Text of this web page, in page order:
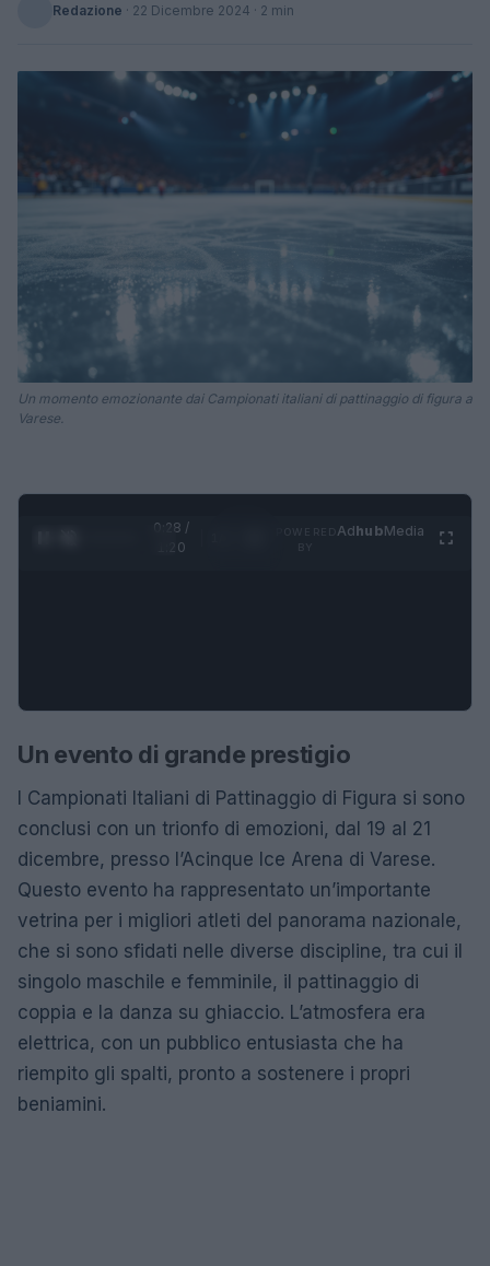
Redazione · 22 Dicembre 2024 · 2 min
Un momento emozionante dai Campionati italiani di pattinaggio di figura a
Varese.
0:28 /
1:20
AdhubMedia
Un evento di grande prestigio
I Campionati Italiani di Pattinaggio di Figura si sono
conclusi con un trionfo di emozioni, dal 19 al 21
dicembre, presso l’Acinque Ice Arena di Varese.
Questo evento ha rappresentato un’importante
vetrina per i migliori atleti del panorama nazionale,
che si sono sfidati nelle diverse discipline, tra cui il
singolo maschile e femminile, il pattinaggio di
coppia e la danza su ghiaccio. L’atmosfera era
elettrica, con un pubblico entusiasta che ha
riempito gli spalti, pronto a sostenere i propri
beniamini.